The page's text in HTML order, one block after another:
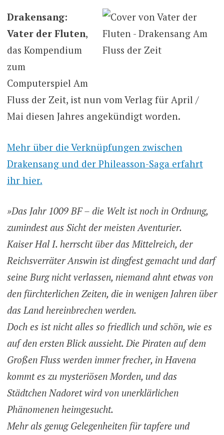
Drakensang:
Vater der Fluten,
das Kompendium
zum
Computerspiel Am
Fluss der Zeit, ist nun vom Verlag für April /
Mai diesen Jahres angekündigt worden.
Mehr über die Verknüpfungen zwischen
Drakensang und der Phileasson-Saga erfahrt
ihr hier.
»Das Jahr 1009 BF – die Welt ist noch in Ordnung,
zumindest aus Sicht der meisten Aventurier.
Kaiser Hal I. herrscht über das Mittelreich, der
Reichsverräter Answin ist dingfest gemacht und darf
seine Burg nicht verlassen, niemand ahnt etwas von
den fürchterlichen Zeiten, die in wenigen Jahren über
das Land hereinbrechen werden.
Doch es ist nicht alles so friedlich und schön, wie es
auf den ersten Blick aussieht. Die Piraten auf dem
Großen Fluss werden immer frecher, in Havena
kommt es zu mysteriösen Morden, und das
Städtchen Nadoret wird von unerklärlichen
Phänomenen heimgesucht.
Mehr als genug Gelegenheiten für tapfere und